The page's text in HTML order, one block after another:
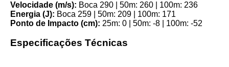
Velocidade (m/s): Boca 290 | 50m: 260 | 100m: 236
Energia (J): Boca 259 | 50m: 209 | 100m: 171
Ponto de Impacto (cm): 25m: 0 | 50m: -8 | 100m: -52
Especificações Técnicas